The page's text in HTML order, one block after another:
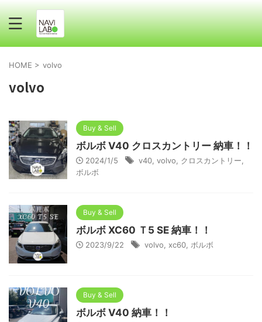
HOME > volvo
volvo
Buy & Sell
ボルボ V40 クロスカントリー 納車！！
2024/1/5 v40 volvo クロスカントリー
ボルボ
Buy & Sell
ボルボ XC60 Ｔ5 SE 納車！！
2023/9/22 volvo xc60 ボルボ
Buy & Sell
ボルボ V40 納車！！